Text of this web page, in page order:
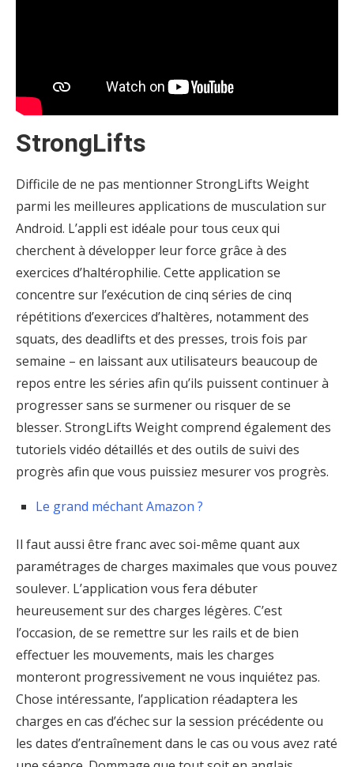
StrongLifts
Difficile de ne pas mentionner StrongLifts Weight
parmi les meilleures applications de musculation sur
Android. L’appli est idéale pour tous ceux qui
cherchent à développer leur force grâce à des
exercices d’haltérophilie. Cette application se
concentre sur l’exécution de cinq séries de cinq
répétitions d’exercices d’haltères, notamment des
squats, des deadlifts et des presses, trois fois par
semaine – en laissant aux utilisateurs beaucoup de
repos entre les séries afin qu’ils puissent continuer à
progresser sans se surmener ou risquer de se
blesser. StrongLifts Weight comprend également des
tutoriels vidéo détaillés et des outils de suivi des
progrès afin que vous puissiez mesurer vos progrès.
Le grand méchant Amazon ?
Il faut aussi être franc avec soi-même quant aux
paramétrages de charges maximales que vous pouvez
soulever. L’application vous fera débuter
heureusement sur des charges légères. C’est
l’occasion, de se remettre sur les rails et de bien
effectuer les mouvements, mais les charges
monteront progressivement ne vous inquiétez pas.
Chose intéressante, l’application réadaptera les
charges en cas d’échec sur la session précédente ou
les dates d’entraînement dans le cas ou vous avez raté